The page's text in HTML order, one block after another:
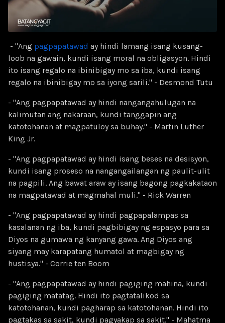
- "Ang pagpapatawad ay hindi lamang isang kusang-
loob na gawain, kundi isang moral na obligasyon. Hindi
ito isang regalo na ibinibigay mo sa iba, kundi isang
regalo na ibinibigay mo sa iyong sarili." - Desmond Tutu
- "Ang pagpapatawad ay hindi nangangahulugan na
kalimutan ang nakaraan, kundi tanggapin ang
katotohanan at magpatuloy sa buhay." - Martin Luther
King Jr.
- "Ang pagpapatawad ay hindi isang beses na desisyon,
kundi isang proseso na nangangailangan ng paulit-ulit
na pagpili. Ang bawat araw ay isang bagong pagkakataon
na magpatawad at magmahal muli." - Rick Warren
- "Ang pagpapatawad ay hindi pagpapalampas sa
kasalanan ng iba, kundi pagbibigay ng espasyo para sa
Diyos na gumawa ng kanyang gawa. Ang Diyos ang
siyang may karapatang humatol at magbigay ng
hustisya." - Corrie ten Boom
- "Ang pagpapatawad ay hindi pagiging mahina, kundi
pagiging matatag. Hindi ito pagtatalikod sa
katotohanan, kundi pagharap sa katotohanan. Hindi ito
pagtakas sa sakit, kundi pagyakap sa sakit." - Mahatma